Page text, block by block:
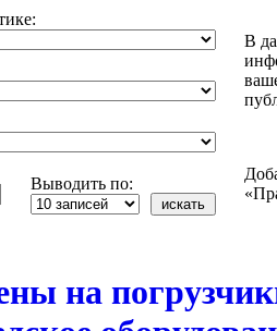
Выводить по:
В
на